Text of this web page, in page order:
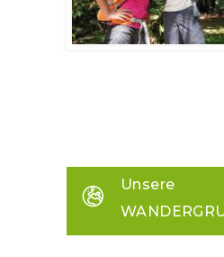
Unsere